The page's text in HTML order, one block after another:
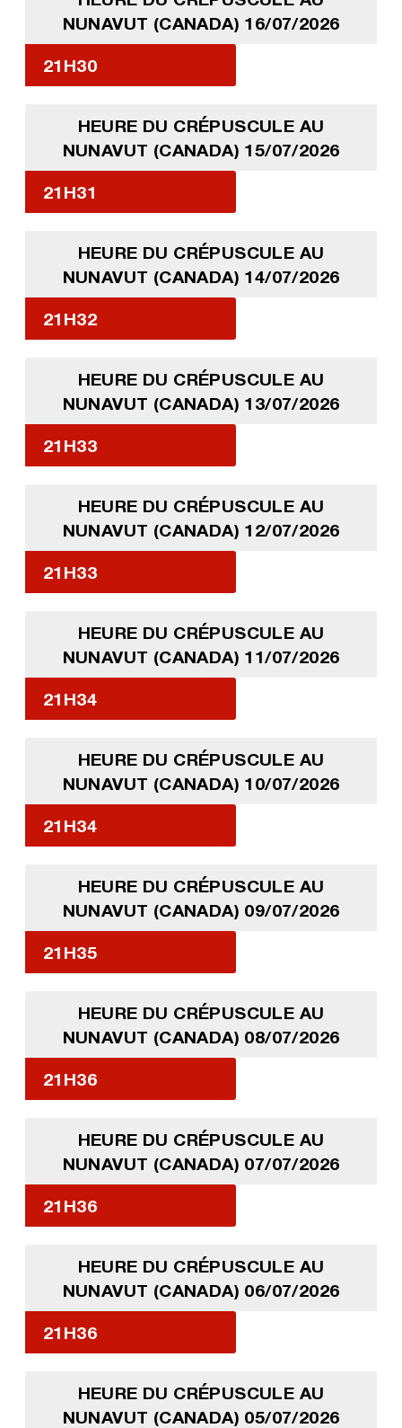
NUNAVUT (CANADA) 16/07/2026
21H30
HEURE DU CRÉPUSCULE AU
NUNAVUT (CANADA) 15/07/2026
21H31
HEURE DU CRÉPUSCULE AU
NUNAVUT (CANADA) 14/07/2026
21H32
HEURE DU CRÉPUSCULE AU
NUNAVUT (CANADA) 13/07/2026
21H33
HEURE DU CRÉPUSCULE AU
NUNAVUT (CANADA) 12/07/2026
21H33
HEURE DU CRÉPUSCULE AU
NUNAVUT (CANADA) 11/07/2026
21H34
HEURE DU CRÉPUSCULE AU
NUNAVUT (CANADA) 10/07/2026
21H34
HEURE DU CRÉPUSCULE AU
NUNAVUT (CANADA) 09/07/2026
21H35
HEURE DU CRÉPUSCULE AU
NUNAVUT (CANADA) 08/07/2026
21H36
HEURE DU CRÉPUSCULE AU
NUNAVUT (CANADA) 07/07/2026
21H36
HEURE DU CRÉPUSCULE AU
NUNAVUT (CANADA) 06/07/2026
21H36
HEURE DU CRÉPUSCULE AU
NUNAVUT (CANADA) 05/07/2026